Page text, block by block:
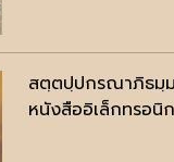
สตฺตปฺปกรณาภิธมฺ
หนังสืออิเล็กทรอนิ